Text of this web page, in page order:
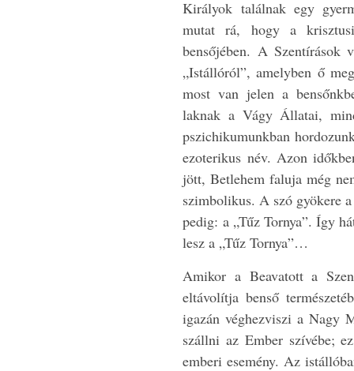
Királyok találnak egy
mutat rá, hogy a
bensőjében. A Szentírások
„Istállóról”, amelyben ő
most van jelen a
laknak a Vágy Állatai,
pszichikumunkban
ezoterikus név. Azon
jött, Betlehem faluja még
szimbolikus. A szó gyökere
pedig: a „Tűz Tornya”. Így
lesz a „Tűz Tornya”…
Amikor a Beavatott a
eltávolítja benső
igazán véghezviszi a Nagy
szállni az Ember szívébe;
emberi esemény. Az